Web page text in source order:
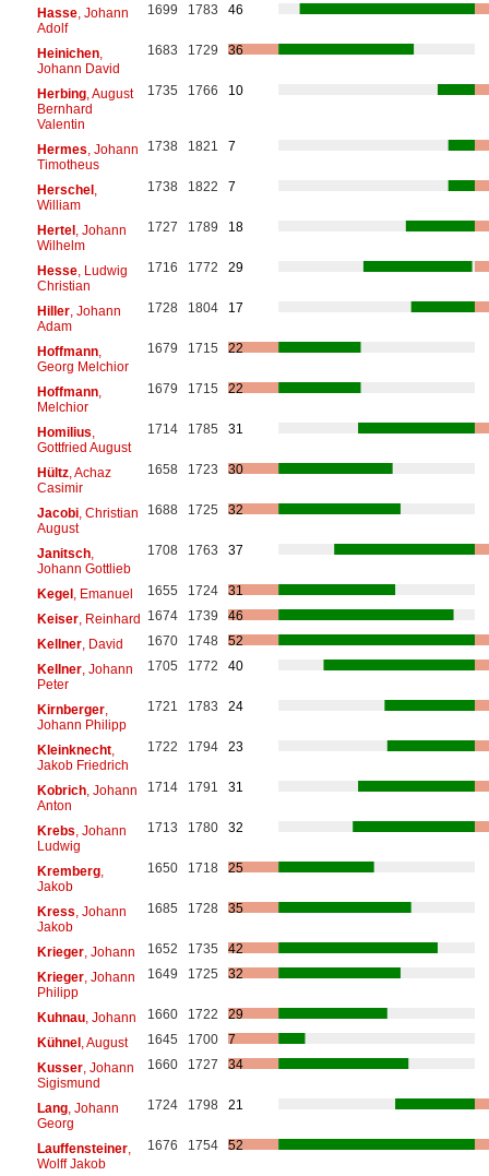
Hasse, Johann
Adolf
1699 1783 46
Heinichen,
Johann David
1683 1729 36
Herbing, August
Bernhard
Valentin
1735 1766 10
Hermes , Johann
Timotheus
1738 1821 7
Herschel,
William
1738 1822 7
Hertel, Johann
Wilhelm
1727 1789 18
Hesse, Ludwig
Christian
1716 1772 29
Hiller, Johann
Adam
1728 1804 17
Hoffmann,
Georg Melchior
1679 1715 22
Hoffmann,
Melchior
1679 1715 22
Homilius
Gottfried August
1714 1785 31
Hültz, Achaz
Casimir
1658 1723 30
Jacobi, Christian
August
1688 1725 32
Janitsch,
Johann Gottlieb
1708 1763 37
Kegel, Emanuel 1655 1724
31
Keiser, Reinhard 1674 1739
46
Kellner, David 1670 1748
52
Kellner, Johann
Peter
1705 1772 40
Kirnberger,
Johann Philipp
1721 1783 24
Kleinknecht,
Jakob Friedrich
1722 1794 23
Kobrich, Johann
Anton
1714 1791 31
Krebs , Johann
Ludwig
1713 1780 32
Kremberg,
Jakob
1650 1718 25
Kress , Johann
Jakob
1685 1728 35
Krieger, Johann 1652 1735
42
Krieger, Johann
Philipp
1649 1725 32
Kuhnau, Johann 1660 1722
29
Kühnel, August 1645 1700
7
Kusser, Johann
Sigismund
1660 1727 34
Lang, Johann
Georg
1724 1798 21
Lauffensteiner,
Wolff Jakob
1676 1754 52